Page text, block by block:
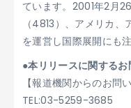
ています。2001年2月
（4813）、アメリカ
を運営し国際展開にも
●本リリースに関する
【報道機関からのお問
TEL:03-5259-3685